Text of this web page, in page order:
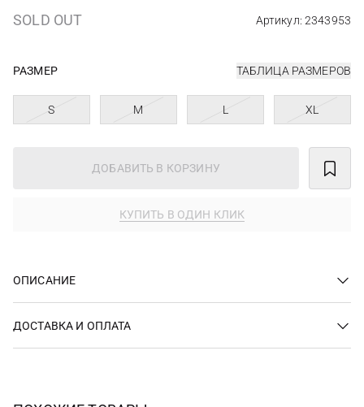
SOLD OUT Артикул: 2343953
РАЗМЕР ТАБЛИЦА РАЗМЕРОВ
S M L XL
ДОБАВИТЬ В КОРЗИНУ
КУПИТЬ В ОДИН КЛИК
ОПИСАНИЕ
ДОСТАВКА И ОПЛАТА